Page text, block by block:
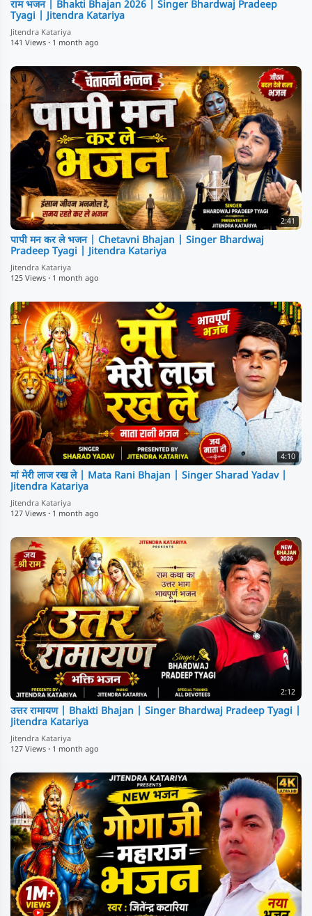
राम भजन | Bhakti Bhajan 2026 | Singer Bhardwaj Pradeep
Tyagi | Jitendra Katariya
Jitendra Katariya
141 Views · 1 month ago
2:41
पापी मन कर ले भजन | Chetavni Bhajan | Singer Bhardwaj
Pradeep Tyagi | Jitendra Katariya
Jitendra Katariya
125 Views · 1 month ago
4:10
मां मेरी लाज रख ले | Mata Rani Bhajan | Singer Sharad Yadav |
Jitendra Katariya
Jitendra Katariya
127 Views · 1 month ago
2:12
उत्तर रामायण | Bhakti Bhajan | Singer Bhardwaj Pradeep Tyagi |
Jitendra Katariya
Jitendra Katariya
127 Views · 1 month ago